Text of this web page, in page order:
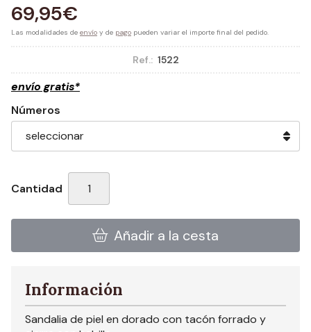
69,95€
Las modalidades de envío y de pago pueden variar el importe final del pedido.
Ref.: 1522
envío gratis*
Números
Cantidad
Añadir a la cesta
Información
Sandalia de piel en dorado con tacón forrado y